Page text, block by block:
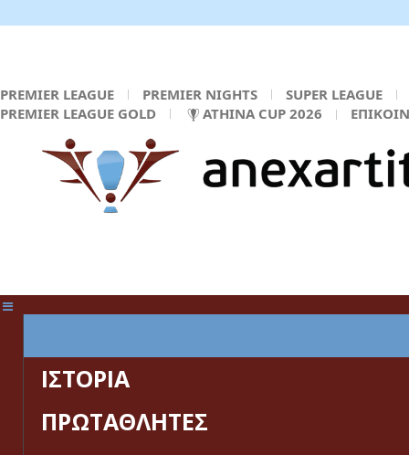
PREMIER LEAGUE PREMIER NIGHTS
SUPER LEAGUE
PREMIER LEAGUE GOLD
ATHINA CUP 2026
ΙΣΤΟΡΙΑ
ΠΡΩΤΑΘΛΗΤΕΣ